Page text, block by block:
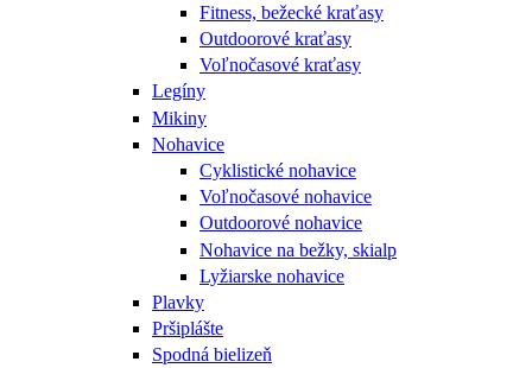
Fitness, bežecké kraťasy
Outdoorové kraťasy
Voľnočasové kraťasy
Legíny
Mikiny
Nohavice
Cyklistické nohavice
Voľnočasové nohavice
Outdoorové nohavice
Nohavice na bežky, skialp
Lyžiarske nohavice
Plavky
Pršiplášte
Spodná bielizeň